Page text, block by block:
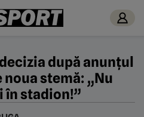
după anunțul
noua stemă: „Nu
în stadion!”